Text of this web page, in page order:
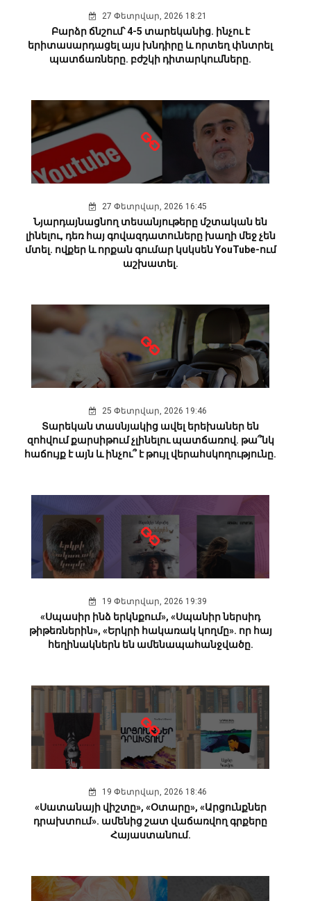
27 Փետրվար, 2026 18:21
Բարձր ճնշում՝ 4-5 տարեկանից. ինչու է
երիտասարդացել այս խնդիրը և որտեղ փնտրել
պատճառները. բժշկի դիտարկումները.
27 Փետրվար, 2026 16:45
Նյարդայնացնող տեսանյութերը մշտական են
լինելու, դեռ հայ գովազդատուները խաղի մեջ չեն
մտել. ովքեր և որքան գումար կսկսեն YouTube-ում
աշխատել.
25 Փետրվար, 2026 19:46
Տարեկան տասնյակից ավել երեխաներ են
զոհվում քարսիթում չլինելու պատճառով. թա՞նկ
հաճույք է այն և ինչու՞ է թույլ վերահսկողությունը.
19 Փետրվար, 2026 19:39
«Սպասիր ինձ երկնքում», «Սպանիր ներսիդ
թիթեռներին», «Երկրի հակառակ կողմը». որ հայ
հեղինակներն են ամենապահանջվածը.
19 Փետրվար, 2026 18:46
«Սատանայի վիշտը», «Օտարը», «Արցունքներ
դրախտում». ամենից շատ վաճառվող գրքերը
Հայաստանում.